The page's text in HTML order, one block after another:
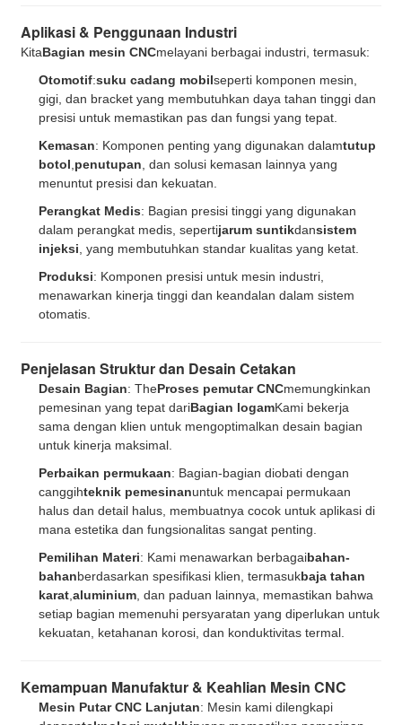
Tinggalkan pesan
Aplikasi & Penggunaan Industri
KitaBagian mesin CNCmelayani berbagai industri, termasuk:
Otomotif:suku cadang mobilseperti komponen mesin,
gigi, dan bracket yang membutuhkan daya tahan tinggi dan
presisi untuk memastikan pas dan fungsi yang tepat.
Kemasan: Komponen penting yang digunakan dalamtutup
botol penutupan , dan solusi kemasan lainnya yang
menuntut presisi dan kekuatan.
Perangkat Medis: Bagian presisi tinggi yang digunakan
dalam perangkat medis, sepertijarum suntikdansistem
injeksi , yang membutuhkan standar kualitas yang ketat.
Produksi: Komponen presisi untuk mesin industri,
menawarkan kinerja tinggi dan keandalan dalam sistem
otomatis.
Penjelasan Struktur dan Desain Cetakan
Desain Bagian: TheProses pemutar CNCmemungkinkan
pemesinan yang tepat dariBagian logamKami bekerja
sama dengan klien untuk mengoptimalkan desain bagian
untuk kinerja maksimal.
Perbaikan permukaan: Bagian-bagian diobati dengan
canggihteknik pemesinanuntuk mencapai permukaan
halus dan detail halus, membuatnya cocok untuk aplikasi di
mana estetika dan fungsionalitas sangat penting.
Pemilihan Materi: Kami menawarkan berbagaibahan-
bahanberdasarkan spesifikasi klien, termasukbaja tahan
karat aluminium , dan paduan lainnya, memastikan bahwa
setiap bagian memenuhi persyaratan yang diperlukan untuk
kekuatan, ketahanan korosi, dan konduktivitas termal.
Kemampuan Manufaktur & Keahlian Mesin CNC
Mesin Putar CNC Lanjutan: Mesin kami dilengkapi